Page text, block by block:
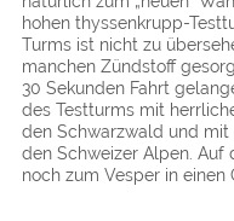
hohen thyssenkrupp-
Turms ist nicht zu
manchen Zündstoff
30 Sekunden Fahrt
des Testturms mit
den Schwarzwald und mit
den Schweizer Alpen. Auf
noch zum Vesper in einen